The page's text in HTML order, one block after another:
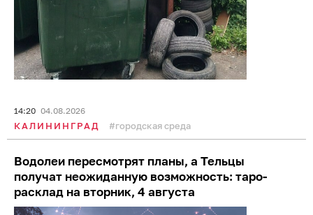
14:20 04.08.2026
КАЛИНИНГРАД городская среда
Водолеи пересмотрят планы, а Тельцы
получат неожиданную возможность: таро-
расклад на вторник, 4 августа